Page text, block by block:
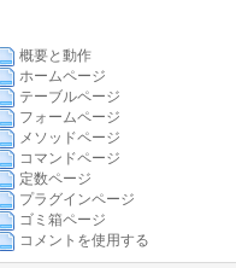
概要と動作
ホームページ
テーブルページ
フォームページ
メソッドページ
コマンドページ
定数ページ
プラグインページ
ゴミ箱ページ
コメントを使用する